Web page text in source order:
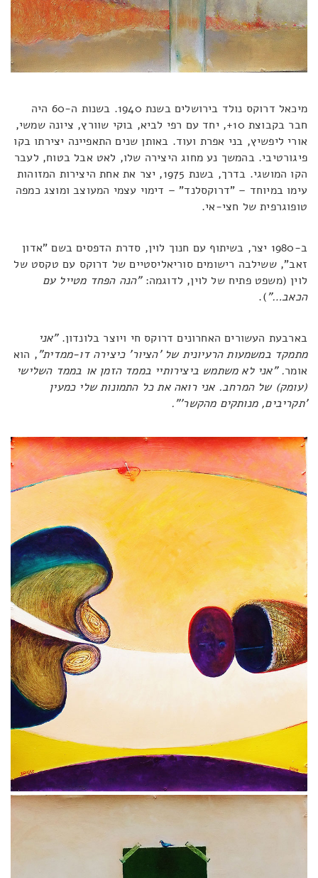
מיכאל דרוקס נולד בירושלים בשנת 1940. בשנות ה-60 היה
חבר בקבוצת 10+, יחד עם רפי לביא, בוקי שוורץ, ציונה שמשי,
אורי ליפשיץ, בני אפרת ועוד. באותן שנים התאפיינה יצירתו בקו
פיגורטיבי. בהמשך נע מחוג היצירה שלו, לאט אבל בטוח, לעבר
הקו המושגי. בדרך, בשנת 1975, יצר את אחת היצירות המזוהות
עימו במיוחד – "דרוקסלנד" – דימוי עצמי המעוצב ומוצג כמפה
טופוגרפית של חצי-אי.
ב-1980 יצר, בשיתוף עם חנוך לוין, סדרת הדפסים בשם "אדון
זאב", ששילבה רישומים סוריאליסטיים של דרוקס עם טקסט של
לוין (משפט פתיח של לוין, לדוגמה:"הנה הפחד מטייל עם
הכאב…").
בארבעת העשורים האחרונים דרוקס חי ויוצר בלונדון."אני
מתמקד במשמעות הרעיונית של 'הציור' כיצירה דו-ממדית”, הוא
אומר. "אני לא משתמש ביצירותיי בממד הזמן או בממד השלישי
(עומק) של המרחב. אני רואה את כל התמונות שלי כמעין
'תקריבים, מנותקים מהקשר'".